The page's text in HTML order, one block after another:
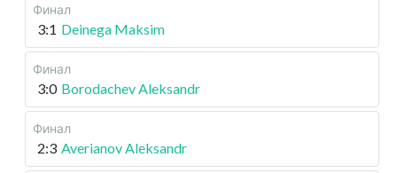
Финал
3:1 Deinega Maksim
Финал
3:0 Borodachev Aleksandr
Финал
2:3 Averianov Aleksandr